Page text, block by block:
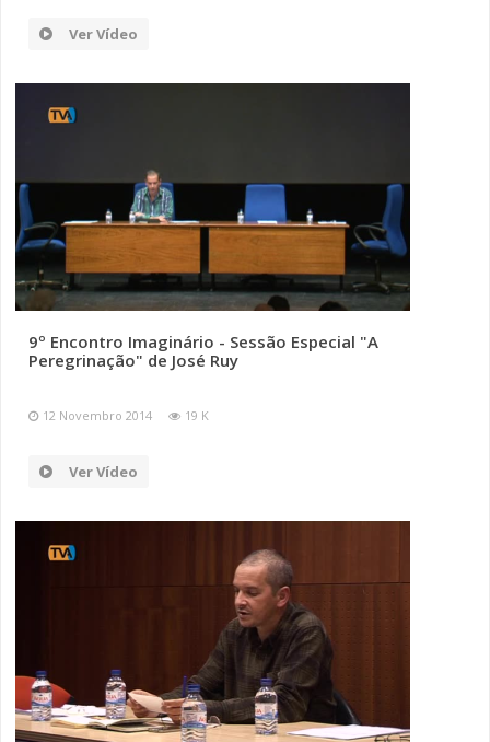
Ver Vídeo
9º Encontro Imaginário - Sessão Especial "A
Peregrinação" de José Ruy
12 Novembro 2014 19 K
Ver Vídeo